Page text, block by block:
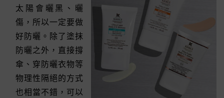
太陽會曬黑、曬
傷，所以一定要做
好防曬。除了塗抹
防曬之外，直接撐
傘、穿防曬衣物等
物理性隔絕的方式
也相當不錯，可以